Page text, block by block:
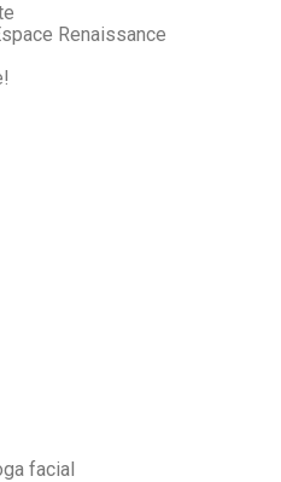
Renaissance
facial